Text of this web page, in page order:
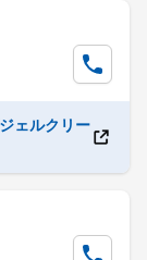
ェルクリー